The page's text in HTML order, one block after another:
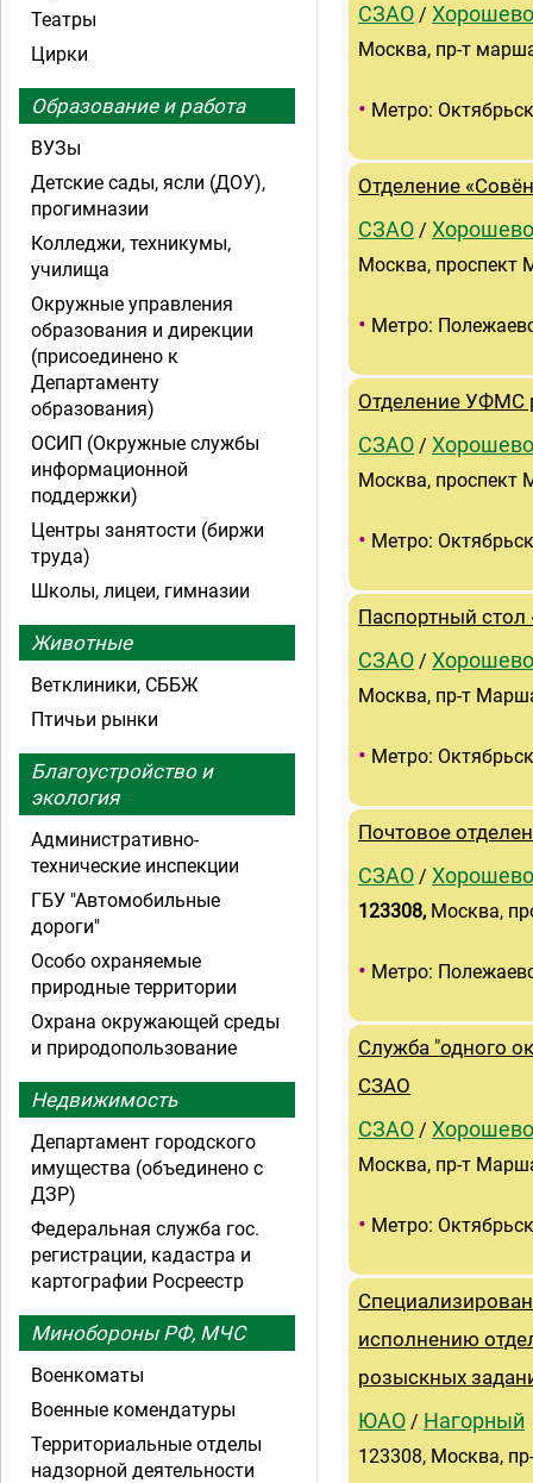
СЗАО /
Москва, пр-т
• Метро:
Отделение
СЗАО /
Москва, проспект
• Метро:
Отделение УФМС
СЗАО /
Москва, проспект
• Метро:
Паспортный
СЗАО /
Москва, пр-т
• Метро:
Почтовое
СЗАО /
123308, Москва,
• Метро:
Служба "одного
СЗАО
СЗАО /
Москва, пр-т
• Метро:
исполнению
розыскных
ЮАО / Нагорный
123308, Москва,
Театры
Цирки
Образование и работа
ВУЗы
Детские сады, ясли (ДОУ),
прогимназии
Колледжи, техникумы,
училища
Окружные управления
образования и дирекции
(присоединено к
Департаменту
образования)
ОСИП (Окружные службы
информационной
поддержки)
Центры занятости (биржи
труда)
Школы, лицеи, гимназии
Животные
Ветклиники, СББЖ
Птичьи рынки
Благоустройство и
экология
Административно-
технические инспекции
ГБУ "Автомобильные
дороги"
Особо охраняемые
природные территории
Охрана окружающей среды
и природопользование
Недвижимость
Департамент городского
имущества (объединено с
ДЗР)
Федеральная служба гос.
регистрации, кадастра и
картографии Росреестр
Минобороны РФ, МЧС
Военкоматы
Военные комендатуры
Территориальные отделы
надзорной деятельности